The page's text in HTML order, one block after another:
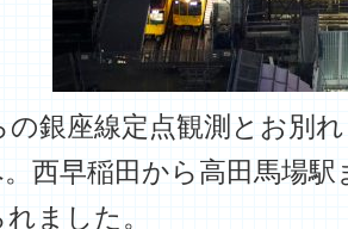
の銀座線定点観測とお別
西早稲田から高田馬場
ました。